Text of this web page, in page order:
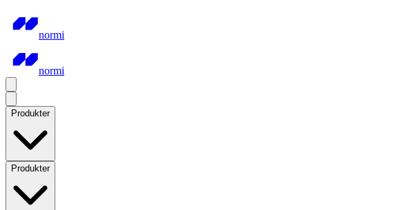
normi
normi
Produkter
Produkter